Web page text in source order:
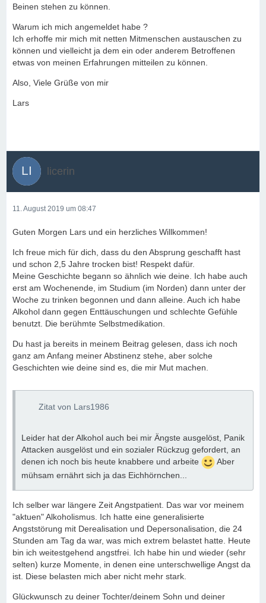
Beinen stehen zu können.
Warum ich mich angemeldet habe ?
Ich erhoffe mir mich mit netten Mitmenschen austauschen zu
können und vielleicht ja dem ein oder anderem Betroffenen
etwas von meinen Erfahrungen mitteilen zu können.
Also, Viele Grüße von mir
Lars
licerin
11. August 2019 um 08:47
Guten Morgen Lars und ein herzliches Willkommen!
Ich freue mich für dich, dass du den Absprung geschafft hast
und schon 2,5 Jahre trocken bist! Respekt dafür.
Meine Geschichte begann so ähnlich wie deine. Ich habe auch
erst am Wochenende, im Studium (im Norden) dann unter der
Woche zu trinken begonnen und dann alleine. Auch ich habe
Alkohol dann gegen Enttäuschungen und schlechte Gefühle
benutzt. Die berühmte Selbstmedikation.
Du hast ja bereits in meinem Beitrag gelesen, dass ich noch
ganz am Anfang meiner Abstinenz stehe, aber solche
Geschichten wie deine sind es, die mir Mut machen.
Zitat von Lars1986
Leider hat der Alkohol auch bei mir Ängste ausgelöst, Panik
Attacken ausgelöst und ein sozialer Rückzug gefordert, an
denen ich noch bis heute knabbere und arbeite
Aber
mühsam ernährt sich ja das Eichhörnchen...
Ich selber war längere Zeit Angstpatient. Das war vor meinem
"aktuen" Alkoholismus. Ich hatte eine generalisierte
Angststörung mit Derealisation und Depersonalisation, die 24
Stunden am Tag da war, was mich extrem belastet hatte. Heute
bin ich weitestgehend angstfrei. Ich habe hin und wieder (sehr
selten) kurze Momente, in denen eine unterschwellige Angst da
ist. Diese belasten mich aber nicht mehr stark.
Glückwunsch zu deiner Tochter/deinem Sohn und deiner